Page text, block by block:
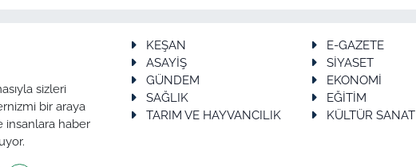
sizleri
bir araya
insanlara haber
KEŞAN
E-GAZETE
ASAYİŞ
SİYASET
GÜNDEM
EKONOMİ
SAĞLIK
EĞİTİM
TARIM VE HAYVANCILIK
KÜLTÜR SANAT